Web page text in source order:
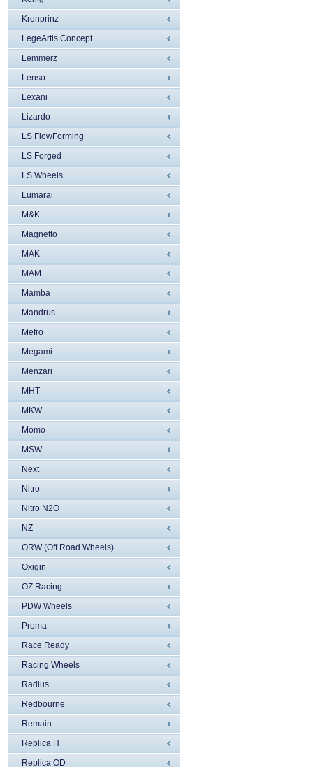
Kronprinz
LegeArtis Concept
Lemmerz
Lenso
Lexani
Lizardo
LS FlowForming
LS Forged
LS Wheels
Lumarai
M&K
Magnetto
MAK
MAM
Mamba
Mandrus
Mefro
Megami
Menzari
MHT
MKW
Momo
MSW
Next
Nitro
Nitro N2O
NZ
ORW (Off Road Wheels)
Oxigin
OZ Racing
PDW Wheels
Proma
Race Ready
Racing Wheels
Radius
Redbourne
Remain
Replica H
Replica OD